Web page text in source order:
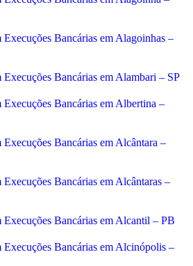
Bancárias em Alagoinhas –
Bancárias em Alambari – SP
Bancárias em Albertina –
Bancárias em Alcântara –
Bancárias em Alcântaras –
Bancárias em Alcantil – PB
Bancárias em Alcinópolis –